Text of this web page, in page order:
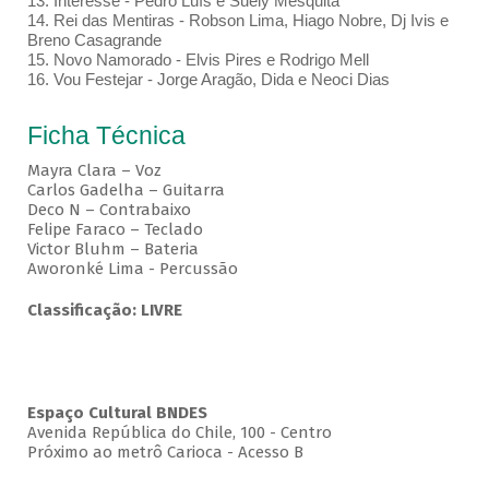
14. Rei das Mentiras - Robson Lima, Hiago Nobre, Dj Ivis e
Breno Casagrande
15. Novo Namorado - Elvis Pires e Rodrigo Mell
16. Vou Festejar - Jorge Aragão, Dida e Neoci Dias
Ficha Técnica
Mayra Clara – Voz
Carlos Gadelha – Guitarra
Deco N – Contrabaixo
Felipe Faraco – Teclado
Victor Bluhm – Bateria
Aworonké Lima - Percussão
Classificação: LIVRE
Espaço Cultural BNDES
Avenida República do Chile, 100 - Centro
Próximo ao metrô Carioca - Acesso B